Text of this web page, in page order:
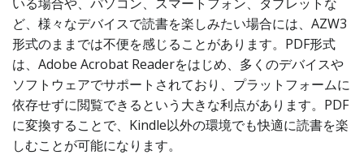
ど、様々なデバイスで読書を楽しみたい場合には、AZW3
形式のままでは不便を感じることがあります。PDF形式
は、Adobe Acrobat Readerをはじめ、多くのデバイスや
ソフトウェアでサポートされており、プラットフォームに
依存せずに閲覧できるという大きな利点があります。PDF
に変換することで、Kindle以外の環境でも快適に読書を楽
しむことが可能になります。